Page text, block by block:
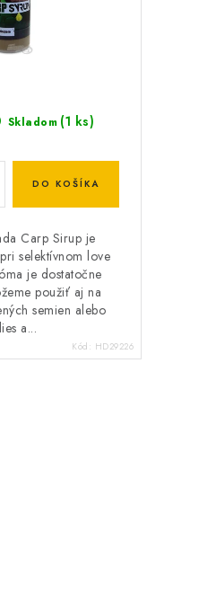
Skladom (1 ks)
DO KOŠÍKA
Carp Sirup je
selektívnom love
je dostatočne
použiť aj na
semien alebo
a...
Kód: HD29226